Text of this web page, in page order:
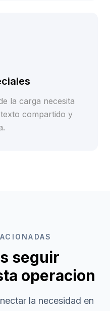
la carga necesita
compartido y
seguir
operacion
la necesidad en